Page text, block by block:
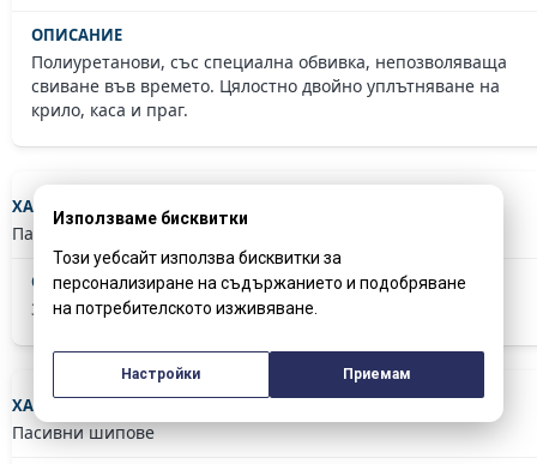
Полиуретанови, със специална обвивка, непозволяваща
свиване във времето. Цялостно двойно уплътняване на
крило, каса и праг.
Панти
3 бр. регулируеми панти с капачки – италиански дизайн
Пасивни шипове
Използваме бисквитки
Този уебсайт използва бисквитки за
персонализиране на съдържанието и подобряване
на потребителското изживяване.
Настройки Приемам